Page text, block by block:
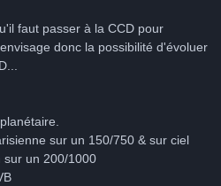
faut passer à la CCD pour
donc la possibilité d'évoluer
sur un 150/750 & sur ciel
sur un 200/1000